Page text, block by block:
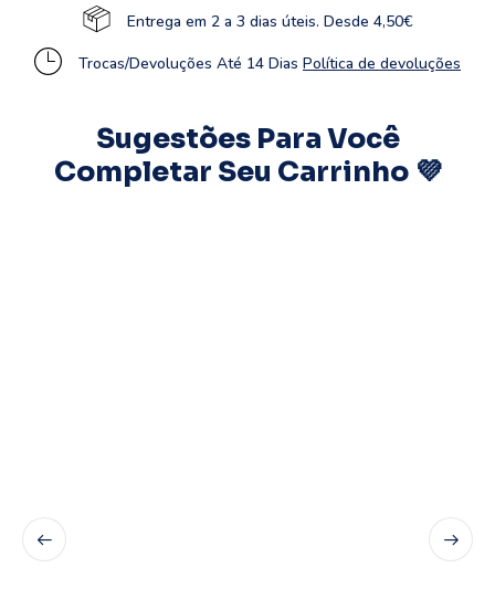
Entrega em 2 a 3 dias úteis. Desde 4,50€
Trocas/Devoluções Até 14 Dias Política de devoluções
Sugestões Para Você
Completar Seu Carrinho 💜